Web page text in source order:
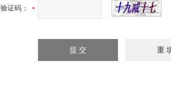
验证码：